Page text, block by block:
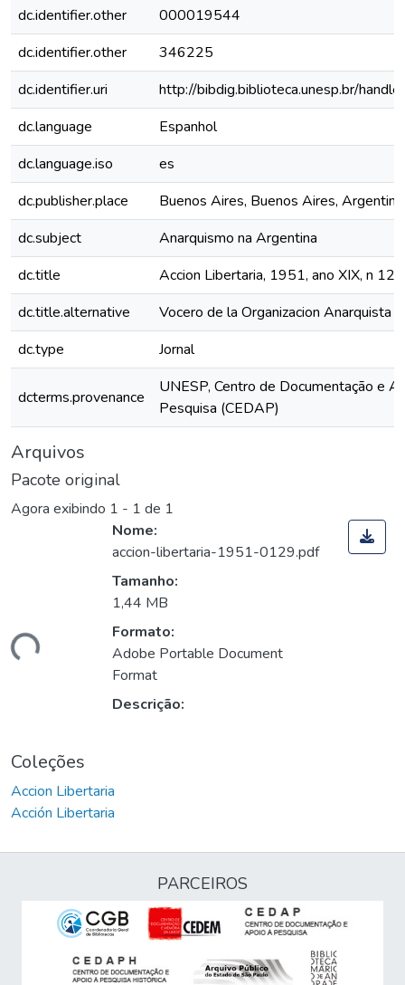
dc.identifier.other
000019544
dc.identifier.other
346225
dc.identifier.uri
http://bibdig.biblioteca.unesp.br/
dc.language
Espanhol
dc.language.iso
es
dc.publisher.place
Buenos Aires, Buenos Aires, Argentina
dc.subject
Anarquismo na Argentina
dc.title
Accion Libertaria, 1951, ano XIX, n 129
dc.title.alternative
Vocero de la Organizacion Anarquista
dc.type
Jornal
dcterms.provenance
UNESP, Centro de Documentação e
Pesquisa (CEDAP)
Arquivos
Pacote original
Agora exibindo 1 - 1 de 1
Nome:
accion-libertaria-1951-0129.pdf
Tamanho:
1,44 MB
Formato:
Adobe Portable Document
Format
Descrição:
Coleções
Accion Libertaria
Acción Libertaria
PARCEIROS